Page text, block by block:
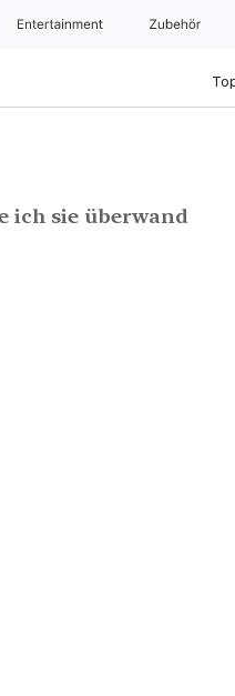
Entertainment Zubehör
ich sie überwand